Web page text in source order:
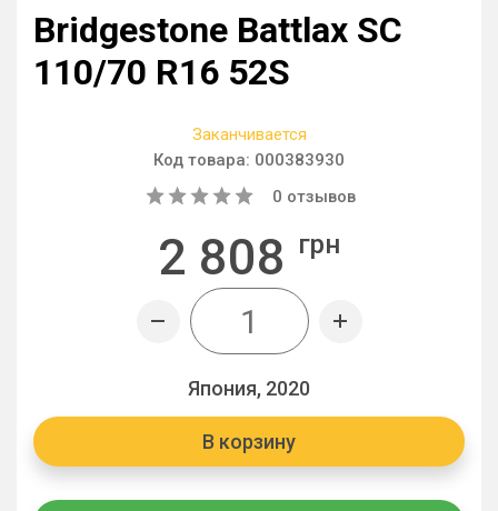
Bridgestone Battlax SC
110/70 R16 52S
Заканчивается
Код товара: 000383930
0 отзывов
2 808 грн
Япония, 2020
В корзину